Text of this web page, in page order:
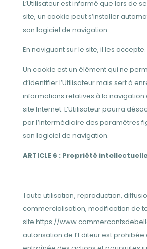
L’Utilisateur est informé que lors de
site, un cookie peut s’installer
son logiciel de navigation.
En naviguant sur le site, il les accepte.
Un cookie est un élément qui ne
d’identifier l’Utilisateur mais sert à
informations relatives à la navigation
site Internet. L’Utilisateur pourra
par l’intermédiaire des paramètres
son logiciel de navigation.
ARTICLE 6 : Propriété
Toute utilisation, reproduction,
commercialisation, modification de
site https://
autorisation de l’Editeur est